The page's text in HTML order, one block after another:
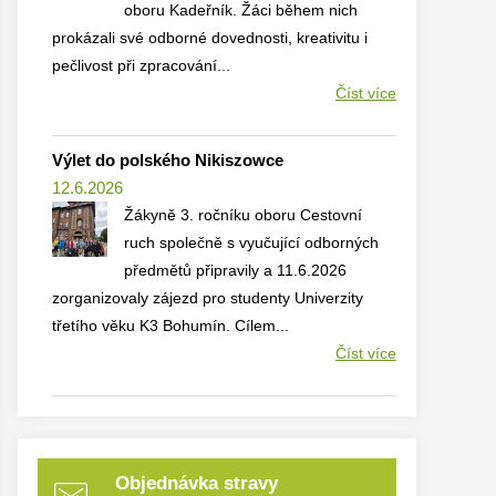
oboru Kadeřník. Žáci během nich
prokázali své odborné dovednosti, kreativitu i
pečlivost při zpracování...
Číst více
Výlet do polského Nikiszowce
12.6.2026
Žákyně 3. ročníku oboru Cestovní
ruch společně s vyučující odborných
předmětů připravily a 11.6.2026
zorganizovaly zájezd pro studenty Univerzity
třetího věku K3 Bohumín. Cílem...
Číst více
Objednávka stravy